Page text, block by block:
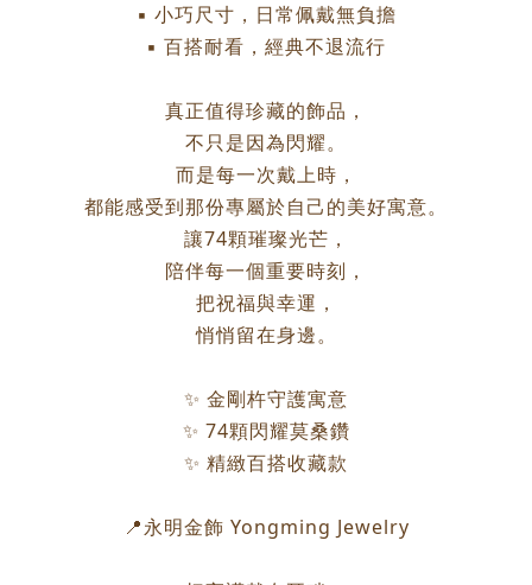
▪ 小巧尺寸，日常佩戴無負擔
▪ 百搭耐看，經典不退流行
真正值得珍藏的飾品，
不只是因為閃耀。
而是每一次戴上時，
都能感受到那份專屬於自己的美好寓意。
讓74顆璀璨光芒，
陪伴每一個重要時刻，
把祝福與幸運，
悄悄留在身邊。
✨ 金剛杵守護寓意
✨ 74顆閃耀莫桑鑽
✨ 精緻百搭收藏款
📍永明金飾 Yongming Jewelry